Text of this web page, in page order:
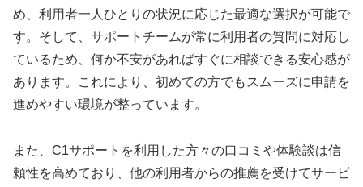
め、利用者一人ひとりの状況に応じた最適な選択が可能で
す。そして、サポートチームが常に利用者の質問に対応し
ているため、何か不安があればすぐに相談できる安心感が
あります。これにより、初めての方でもスムーズに申請を
進めやすい環境が整っています。
また、C1サポートを利用した方々の口コミや体験談は信
頼性を高めており、他の利用者からの推薦を受けてサービ